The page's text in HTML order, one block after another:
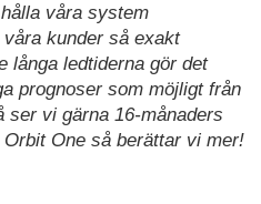
våra system
kunder så exakt
långa ledtiderna gör det
prognoser som möjligt från
ser vi gärna 16-månaders
One så berättar vi mer!